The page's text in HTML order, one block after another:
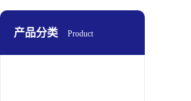
产品分类 Product